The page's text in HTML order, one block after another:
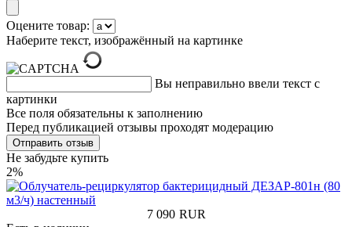
Оцените товар:
Наберите текст, изображённый на картинке
Вы неправильно ввели текст с
картинки
Все поля обязательны к заполнению
Перед публикацией отзывы проходят модерацию
Не забудьте купить
2%
7 090 RUR